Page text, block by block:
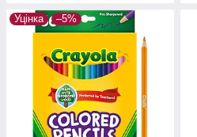
Уцінка –5%